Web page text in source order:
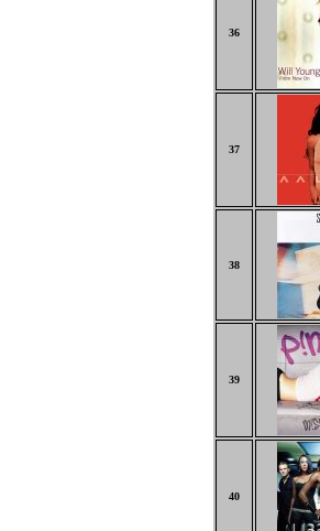
36
37
38
39
40